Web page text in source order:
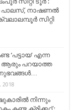
നാഷണല്‍
സിറ്റി
‘പട്ടായ’ എന്ന
ആരും പറയാത്ത
2018
നിന്നും